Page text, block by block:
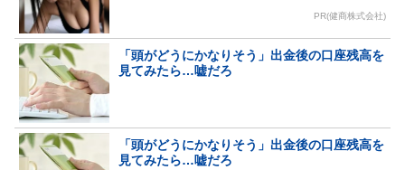
PR(健商株式会社)
「頭がどうにかなりそう」出金後の口座残高を
見てみたら…嘘だろ
「頭がどうにかなりそう」出金後の口座残高を
見てみたら…嘘だろ